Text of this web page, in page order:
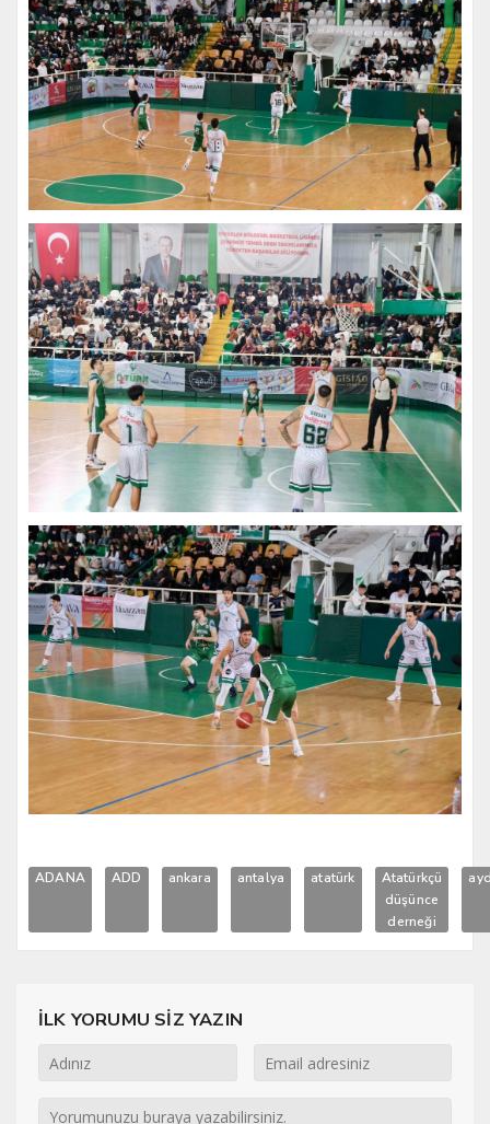
ADANA ADD ankara antalya atatürk
Atatürkçü
düşünce
derneği
İLK YORUMU SİZ YAZIN